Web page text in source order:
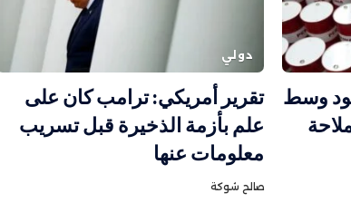
وسط
دولي
تقرير أمريكي: ترامب كان على
علم بأزمة الذخيرة قبل تسريب
معلومات عنها
صالح شوكة